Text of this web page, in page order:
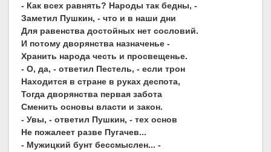
- Как всех равнять? Народы так бедны, -
Заметил Пушкин, - что и в наши дни
Для равенства достойных нет сословий.
И потому дворянства назначенье -
Хранить народа честь и просвещенье.
- О, да, - ответил Пестель, - если трон
Находится в стране в руках деспота,
Тогда дворянства первая забота
Сменить основы власти и закон.
- Увы, - ответил Пушкин, - тех основ
Не пожалеет разве Пугачев...
- Мужицкий бунт бессмыслен... -